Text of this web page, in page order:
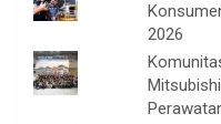
2026